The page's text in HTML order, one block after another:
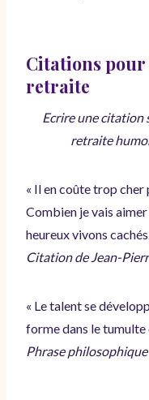
Citations
retraite
Ecrire une citation
retraite
« Il en coûte trop
Combien je vais
heureux vivons
Citation de Jean-
« Le talent se
forme dans le tumulte
Phrase